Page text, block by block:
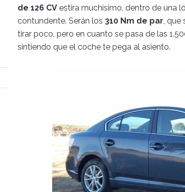
de 126 CV estira muchísimo, dentro de una
contundente. Serán los 310 Nm de par, que
tirar poco, pero en cuanto se pasa de las
sintiendo que el coche te pega al asiento.